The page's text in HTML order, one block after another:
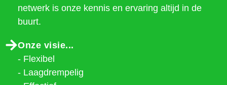
netwerk is onze kennis en ervaring altijd in de
buurt.
Onze visie...
- Flexibel
- Laagdrempelig